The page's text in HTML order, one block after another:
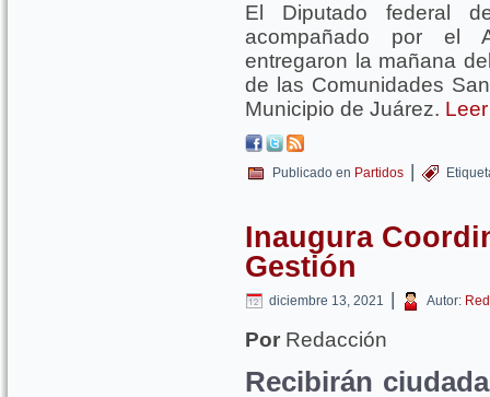
El Diputado federal
acompañado por el
entregaron la mañana
de las Comunidades
Municipio de Juárez.
Publicado en Partidos |
Inaugura
Gestión
diciembre 13, 2021 | Autor:
Por Redacción
Recibirán